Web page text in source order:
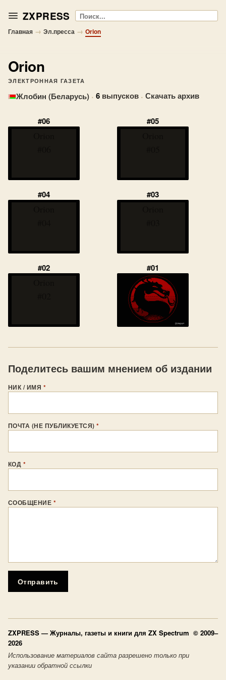
ZXPRESS Поиск
Главная → Эл.пресса → Orion
Orion
ЭЛЕКТРОННАЯ ГАЗЕТА
Жлобин (Беларусь) · 6 выпусков · Скачать архив
#06 #05
#04 #03
#02 #01
Поделитесь вашим мнением об издании
НИК / ИМЯ *
ПОЧТА (НЕ ПУБЛИКУЕТСЯ)*
КОД *
СООБЩЕНИЕ *
Отправить
ZXPRESS — Журналы, газеты и книги для ZX Spectrum © 2009–
2026
Использование материалов сайта разрешено только при
указании обратной ссылки